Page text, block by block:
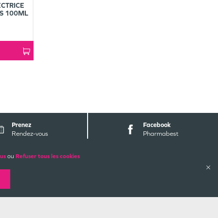
ou Refuser tous les cookies
100ML
Prenez
Rendez-vous
Facebook
Pharmabest